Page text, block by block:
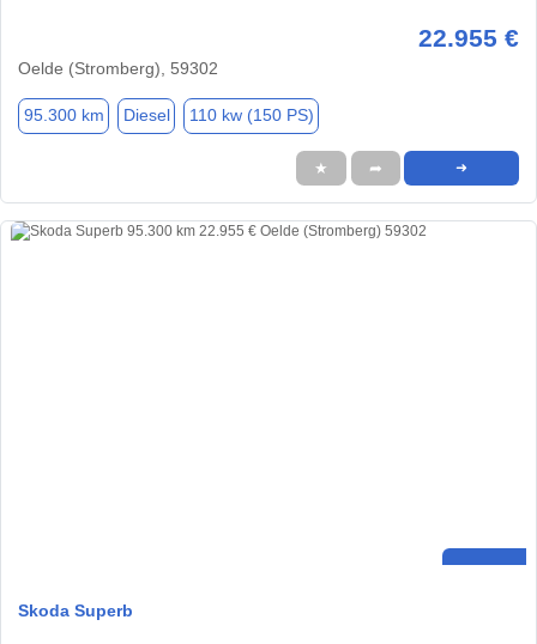
22.955 €
Oelde (Stromberg), 59302
95.300 km Diesel 110 kw (150 PS)
★ ➦ ➜
Skoda Superb